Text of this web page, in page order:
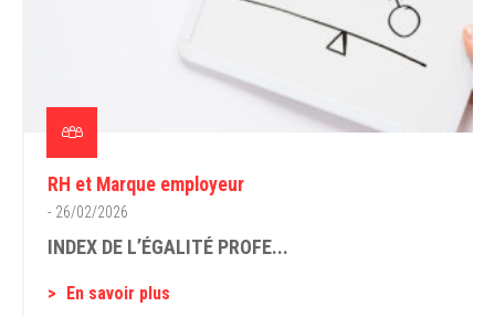
RH et Marque employeur
- 26/02/2026
INDEX DE L’ÉGALITÉ PROFE...
En savoir plus